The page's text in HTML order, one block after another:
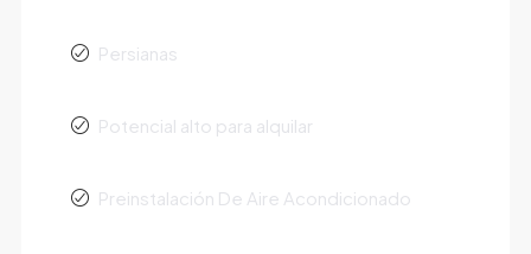
Persianas
Potencial alto para alquilar
Preinstalación De Aire Acondicionado